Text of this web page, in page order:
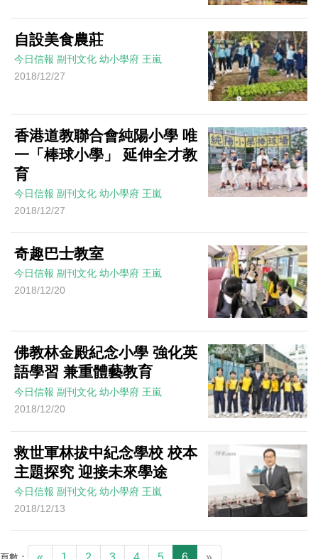
自設美食農莊
今日信報 副刊文化 幼小學府 王嵐
2018/12/27
香港道教聯合會純陽小學 唯
一「棒球小學」 延伸全才教
育
今日信報 副刊文化 幼小學府 王嵐
2018/12/27
奇趣巴士教室
今日信報 副刊文化 幼小學府 王嵐
2018/12/20
佛教林金殿紀念小學 強化英
語學習 兼重體藝教育
今日信報 副刊文化 幼小學府 王嵐
2018/12/20
救世軍林拔中紀念學校 校本
主題探究 迎接未來學途
今日信報 副刊文化 幼小學府 王嵐
2018/12/13